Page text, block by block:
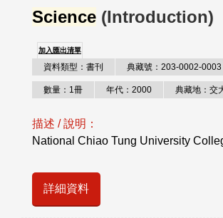
Science (Introduction)
加入匯出清單
資料類型：書刊 典藏號：203-0002-0003
數量：1冊 年代：2000 典藏地：交
描述 / 說明：
National Chiao Tung University
詳細資料